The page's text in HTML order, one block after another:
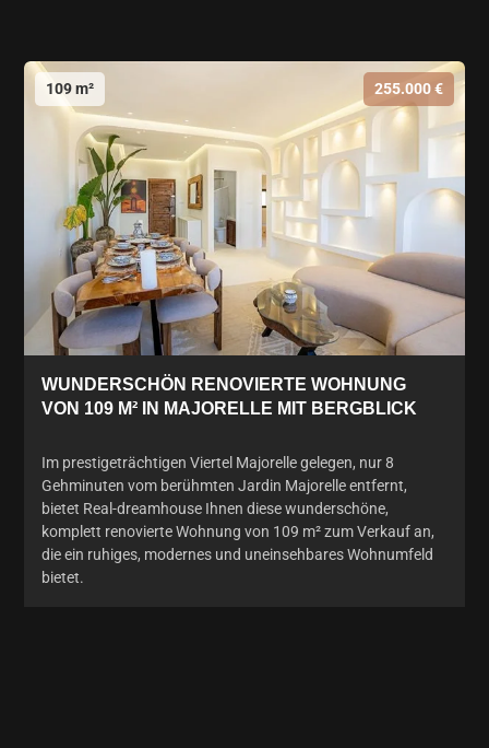
109 m² 255.000 €
WUNDERSCHÖN RENOVIERTE WOHNUNG
VON 109 M² IN MAJORELLE MIT BERGBLICK
Im prestigeträchtigen Viertel Majorelle gelegen, nur 8
Gehminuten vom berühmten Jardin Majorelle entfernt,
bietet Real-dreamhouse Ihnen diese wunderschöne,
komplett renovierte Wohnung von 109 m² zum Verkauf an,
die ein ruhiges, modernes und uneinsehbares Wohnumfeld
bietet.